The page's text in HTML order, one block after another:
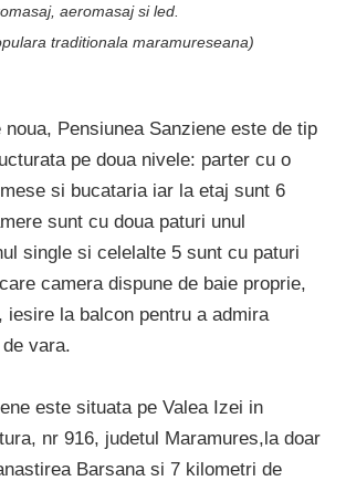
aeromasaj si led.
traditionala maramureseana)
Pensiunea Sanziene este de tip
pe doua nivele: parter cu o
si bucataria iar la etaj sunt 6
sunt cu doua paturi unul
single si celelalte 5 sunt cu paturi
camera dispune de baie proprie,
iesire la balcon pentru a admira
vara.
este situata pe Valea Izei in
nr 916, judetul Maramures,la doar
Barsana si 7 kilometri de